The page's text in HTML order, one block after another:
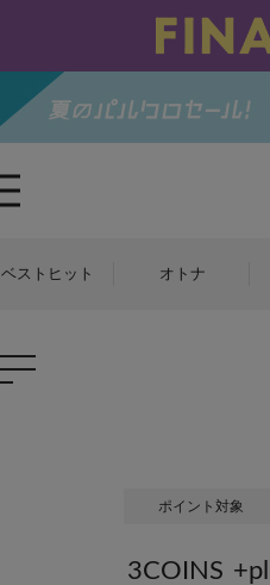
ベストヒット オトナ
ポイント対象
3COINS